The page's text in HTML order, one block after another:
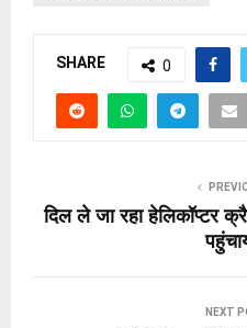
SHARE 0
दिल ले जा रहा हेलिकॉप्टर
NEXT